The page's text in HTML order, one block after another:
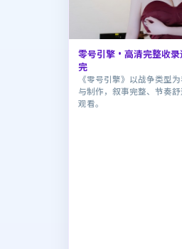
零号引擎·高清完整收录
完
《零号引擎》以战争类型
与制作，叙事完整、节奏
观看。